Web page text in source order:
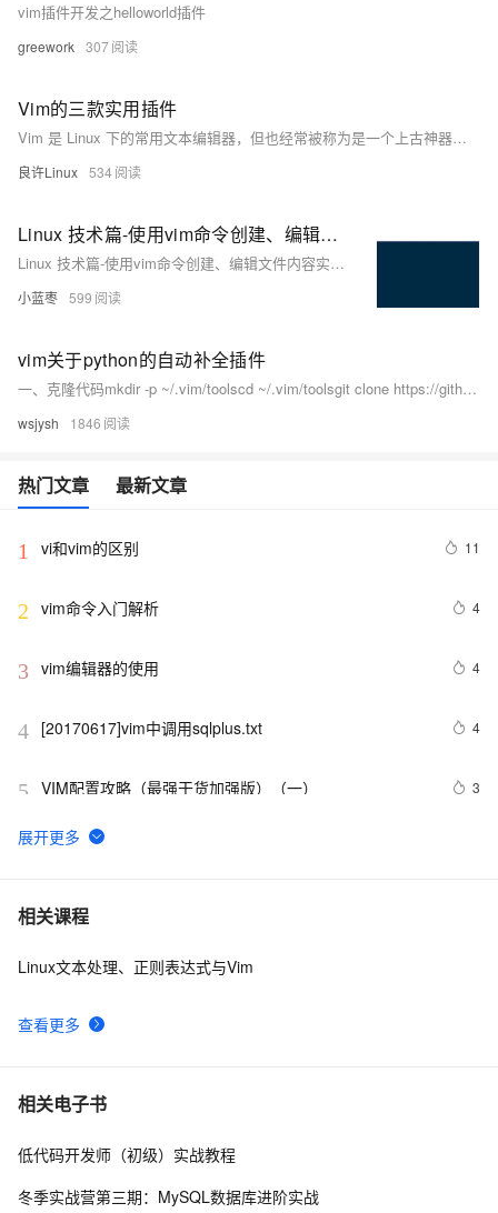
vim插件开发之helloworld插件
greework 307
Vim的三款实用插件
Vim 是 Linux 下的常用文本编辑器，但也经常被称为是一个上古神器，因为它对于初学者而言相当不友好，也不好入门。
良许Linux 534
Linux 技术篇-使用vim命令创建、编辑文件内容实例演示，linux修改文档方法
Linux 技术篇-使用vim命令创建、编辑文件内容实例演示，linux修改文档方法
小蓝枣 599
vim关于python的自动补全插件
一、克隆代码mkdir -p ~/.vim/toolscd ~/.vim/toolsgit clone https://github.com/rkulla/pydiction.git二、配置Pydiction - UNIX/LINUX/OSX: Put python_pydiction.
wsjysh 1846
热门文章 最新文章
1 vi和vim的区别 11
2 vim命令入门解析 4
3 vim编辑器的使用 4
4 [20170617]vim中调用sqlplus.txt 4
5 VIM配置攻略（最强干货加强版）（一） 3
6 vim的安装：中文帮助
7 VIM编辑模式与命令模式
8 [20121207]vim中使用bc做10与16进制计算.txt
9 VIM常用操作和使用方法
10
packages have unmet dependencies: vim : Depends:
相关课程
查看更多
Linux文本处理、正则表达式与Vim
相关电子书
低代码开发师（初级）实战教程
冬季实战营第三期：MySQL数据库进阶实战